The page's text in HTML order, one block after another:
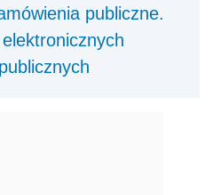
publiczne.